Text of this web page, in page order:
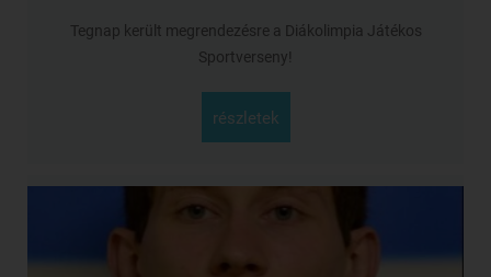
Tegnap került megrendezésre a Diákolimpia Játékos
Sportverseny!
részletek